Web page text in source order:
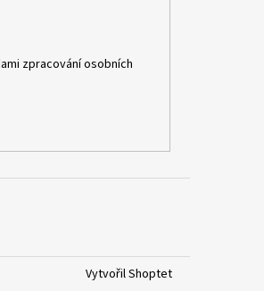
zpracování osobních
Vytvořil Shoptet